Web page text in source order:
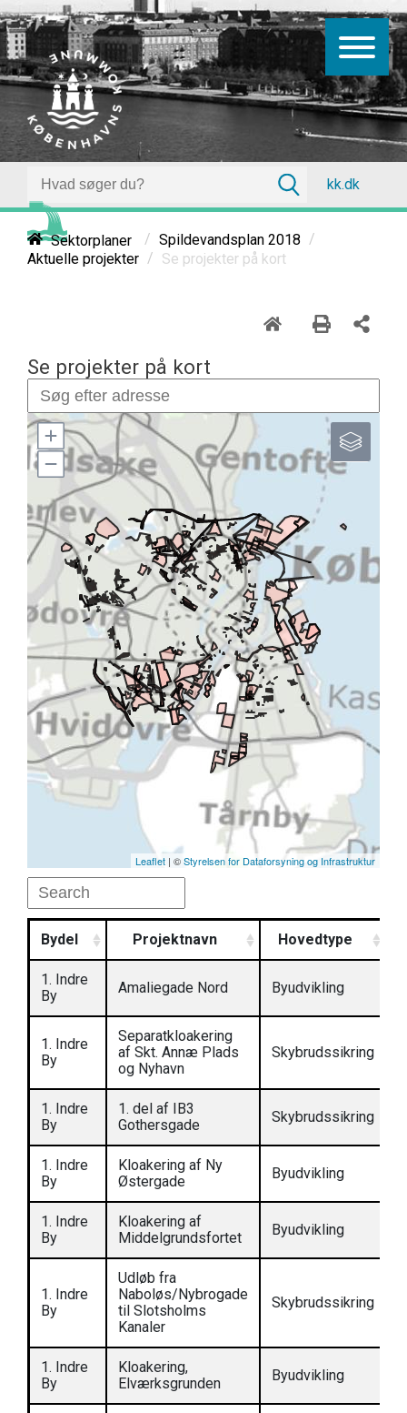
kk.dk
Sektorplaner / Spildevandsplan 2018 /
Aktuelle projekter / Se projekter på kort
Se projekter på kort
Leaflet | ©Styrelsen for Dataforsyning og Infrastruktur
Bydel Projektnavn Hovedtype
1. Indre
By
Amaliegade Nord Byudvikling
1. Indre
By
Separatkloakering
af Skt. Annæ Plads
og Nyhavn
Skybrudssikring
1. Indre
By
1. del af IB3
Gothersgade
Skybrudssikring
1. Indre
By
Kloakering af Ny
Østergade
Byudvikling
1. Indre
By
Kloakering af
Middelgrundsfortet
Byudvikling
1. Indre
By
Udløb fra
Naboløs/Nybrogade
til Slotsholms
Kanaler
Skybrudssikring
1. Indre
By
Kloakering,
Elværksgrunden
Byudvikling